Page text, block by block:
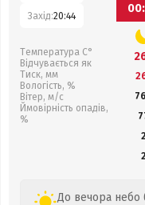
Захід:20:44
Температура С°
Відчувається як
Тиск, мм
Вологість, %
Вітер, м/с
Ймовірність опадів,
%
2
2
До вечора небо